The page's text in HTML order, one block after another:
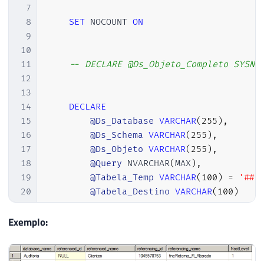
47
48
49
50
51
52
53
54
55
56
57
58
59
60
61
62
64
        database_id
int,
-- ignore systems databases
INSERT
INTO
#databases(database_id,
SELECT database_id, name
WHERE database_id > 4;
@database_name sysname
7
8
9
10
11
12
13
14
15
16
17
18
19
20
21
22
24
SET NOCOUNT ON
-- DECLARE @Ds_Objeto_Completo
DECLARE
@Ds_Database VARCHAR( 255 ) ,
@Ds_Schema VARCHAR( 255 ) ,
@Ds_Objeto VARCHAR( 255 ) ,
@Query NVARCHAR(MAX) ,
@Tabela_Temp VARCHAR( 100 ) =
@Tabela_Destino VARCHAR( 100 )
Exemplo: